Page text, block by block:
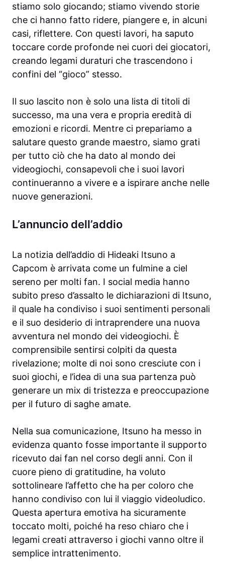
stiamo solo giocando; stiamo vivendo storie
che ci hanno fatto ridere, piangere e, in alcuni
casi, riflettere. Con questi lavori, ha saputo
toccare corde profonde nei cuori dei giocatori,
creando legami duraturi che trascendono i
confini del “gioco” stesso.
Il suo lascito non è solo una lista di titoli di
successo, ma una vera e propria eredità di
emozioni e ricordi. Mentre ci prepariamo a
salutare questo grande maestro, siamo grati
per tutto ciò che ha dato al mondo dei
videogiochi, consapevoli che i suoi lavori
continueranno a vivere e a ispirare anche nelle
nuove generazioni.
L’annuncio dell’addio
La notizia dell’addio di Hideaki Itsuno a
Capcom è arrivata come un fulmine a ciel
sereno per molti fan. I social media hanno
subito preso d’assalto le dichiarazioni di Itsuno,
il quale ha condiviso i suoi sentimenti personali
e il suo desiderio di intraprendere una nuova
avventura nel mondo dei videogiochi. È
comprensibile sentirsi colpiti da questa
rivelazione; molte di noi sono cresciute con i
suoi giochi, e l’idea di una sua partenza può
generare un mix di tristezza e preoccupazione
per il futuro di saghe amate.
Nella sua comunicazione, Itsuno ha messo in
evidenza quanto fosse importante il supporto
ricevuto dai fan nel corso degli anni. Con il
cuore pieno di gratitudine, ha voluto
sottolineare l’affetto che ha per coloro che
hanno condiviso con lui il viaggio videoludico.
Questa apertura emotiva ha sicuramente
toccato molti, poiché ha reso chiaro che i
legami creati attraverso i giochi vanno oltre il
semplice intrattenimento.